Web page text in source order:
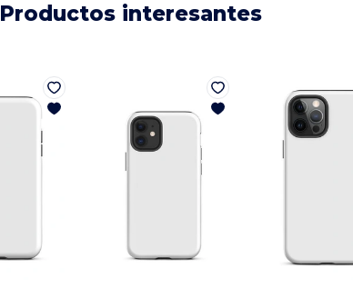
Productos interesantes